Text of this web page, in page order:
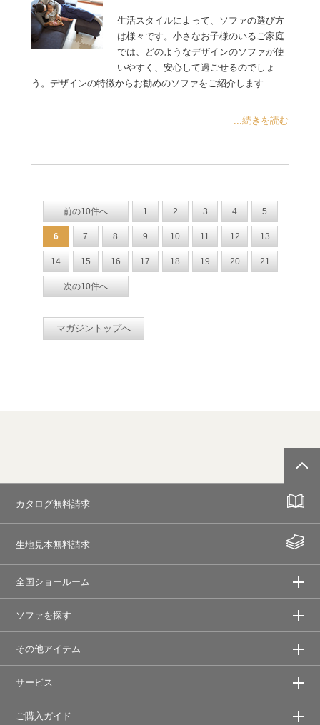
生活スタイルによって、ソファの選び方
は様々です。小さなお子様のいるご家庭
では、どのようなデザインのソファが使
いやすく、安心して過ごせるのでしょ
う。デザインの特徴からお勧めのソファをご紹介します……
...続きを読む
前の10件へ 1 2 3 4 5
6 7 8 9 10 11 12 13
14 15 16 17 18 19 20 21
次の10件へ
マガジントップへ
カタログ無料請求
生地見本無料請求
全国ショールーム
ソファを探す
その他アイテム
サービス
ご購入ガイド